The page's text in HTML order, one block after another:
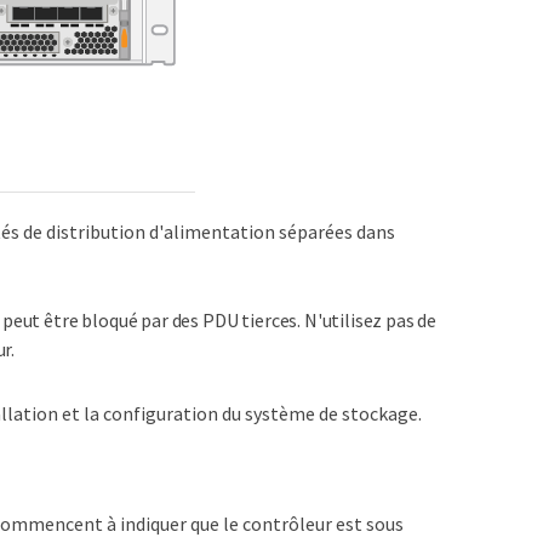
de distribution d'alimentation séparées dans
être bloqué par des PDU tierces. N'utilisez pas de
et la configuration du système de stockage.
à indiquer que le contrôleur est sous